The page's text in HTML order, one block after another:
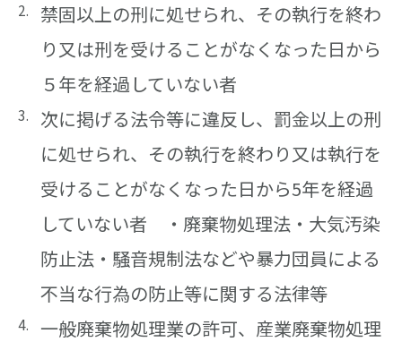
禁固以上の刑に処せられ、その執行を終わ
り又は刑を受けることがなくなった日から
５年を経過していない者
次に掲げる法令等に違反し、罰金以上の刑
に処せられ、その執行を終わり又は執行を
受けることがなくなった日から5年を経過
していない者 ・廃棄物処理法・大気汚染
防止法・騒音規制法などや暴力団員による
不当な行為の防止等に関する法律等
一般廃棄物処理業の許可、産業廃棄物処理